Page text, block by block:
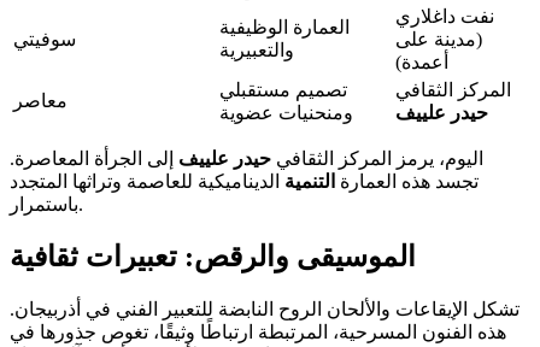
سوفيتي
العمارة الوظيفية
والتعبيرية
نفت داغلاري
(مدينة على
أعمدة)
معاصر
تصميم مستقبلي
ومنحنيات عضوية
المركز الثقافي
حيدر علييف
اليوم، يرمز المركز الثقافي حيدر علييف إلى الجرأة المعاصرة.
تجسد هذه العمارة التنمية الديناميكية للعاصمة وتراثها المتجدد
باستمرار.
الموسيقى والرقص: تعبيرات ثقافية
تشكل الإيقاعات والألحان الروح النابضة للتعبير الفني في أذربيجان.
هذه الفنون المسرحية، المرتبطة ارتباطًا وثيقًا، تغوص جذورها في